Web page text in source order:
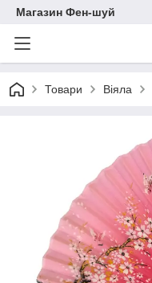
Магазин Фен-шуй
Товари Віяла